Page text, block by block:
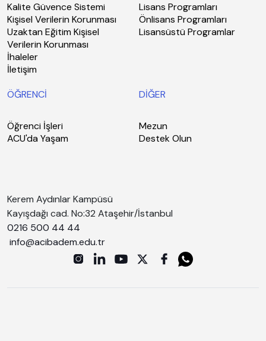
Kalite Güvence Sistemi
Kişisel Verilerin Korunması
Uzaktan Eğitim Kişisel
Verilerin Korunması
İhaleler
İletişim
Lisans Programları
Önlisans Programları
Lisansüstü Programlar
ÖĞRENCİ
Öğrenci İşleri
ACU'da Yaşam
DİĞER
Mezun
Destek Olun
Kerem Aydınlar Kampüsü
Kayışdağı cad. No:32 Ataşehir/İstanbul
0216 500 44 44
info@acibadem.edu.tr